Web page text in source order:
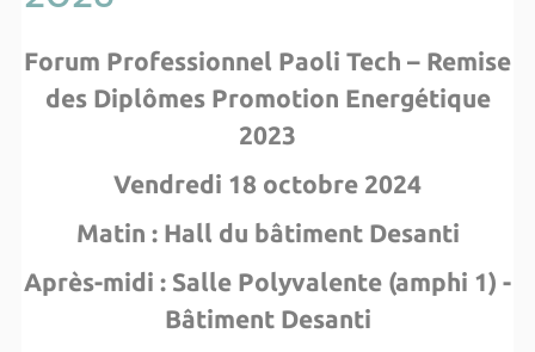
Forum Professionnel Paoli Tech – Remise
des Diplômes Promotion Energétique
2023
Vendredi 18 octobre 2024
Matin : Hall du bâtiment Desanti
Après-midi : Salle Polyvalente (amphi 1) -
Bâtiment Desanti